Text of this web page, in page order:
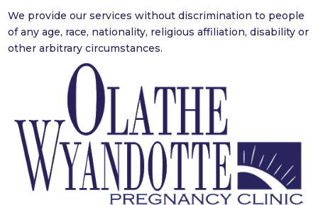
We provide our services without discrimination to people
of any age, race, nationality, religious affiliation, disability or
other arbitrarycircumstances.